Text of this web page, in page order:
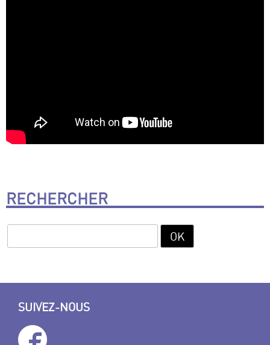
RECHERCHER
SUIVEZ-NOUS